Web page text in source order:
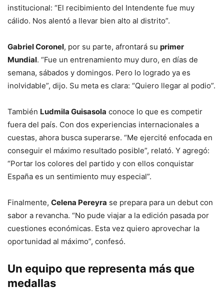
institucional: “El recibimiento del Intendente fue muy
cálido. Nos alentó a llevar bien alto al distrito”.
Gabriel Coronel, por su parte, afrontará su primer
Mundial. “Fue un entrenamiento muy duro, en días de
semana, sábados y domingos. Pero lo logrado ya es
inolvidable”, dijo. Su meta es clara: “Quiero llegar al podio”.
También Ludmila Guisasola conoce lo que es competir
fuera del país. Con dos experiencias internacionales a
cuestas, ahora busca superarse. “Me ejercité enfocada en
conseguir el máximo resultado posible”, relató. Y agregó:
“Portar los colores del partido y con ellos conquistar
España es un sentimiento muy especial”.
Finalmente, Celena Pereyra se prepara para un debut con
sabor a revancha. “No pude viajar a la edición pasada por
cuestiones económicas. Esta vez quiero aprovechar la
oportunidad al máximo”, confesó.
Un equipo que representa más que
medallas